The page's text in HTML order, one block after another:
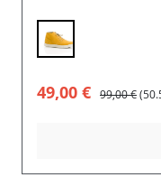
Verkaufspreis:
49,00 € Regulärer
99,00 €